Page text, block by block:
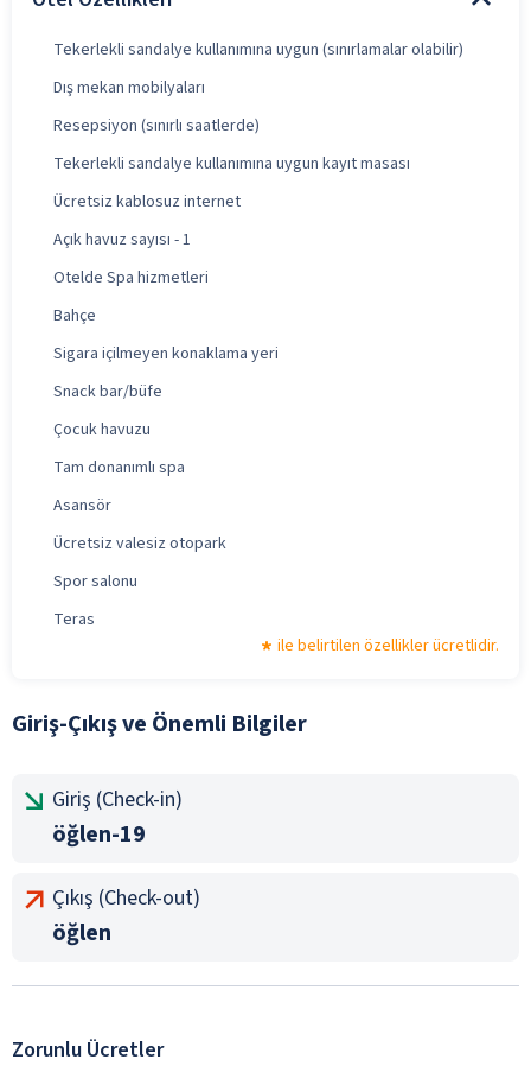
Tekerlekli sandalye kullanımına uygun (sınırlamalar olabilir)
Dış mekan mobilyaları
Resepsiyon (sınırlı saatlerde)
Tekerlekli sandalye kullanımına uygun kayıt masası
Ücretsiz kablosuz internet
Açık havuz sayısı - 1
Otelde Spa hizmetleri
Bahçe
Sigara içilmeyen konaklama yeri
Snack bar/büfe
Çocuk havuzu
Tam donanımlı spa
Asansör
Ücretsiz valesiz otopark
Spor salonu
Teras
ile belirtilen özellikler ücretlidir.
Giriş-Çıkış ve Önemli Bilgiler
Giriş (Check-in)
öğlen-19
Çıkış (Check-out)
öğlen
Zorunlu Ücretler